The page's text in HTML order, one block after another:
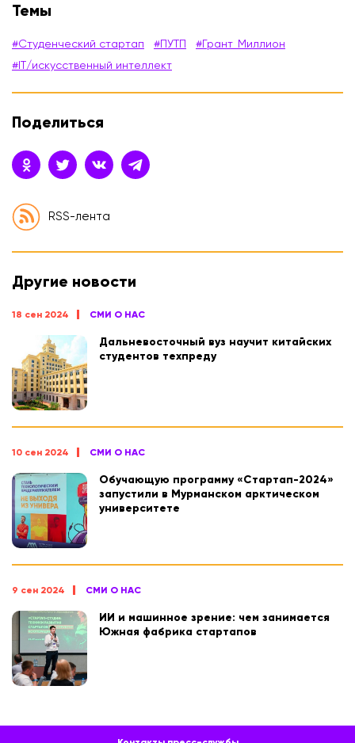
Темы
#Студенческий стартап #ПУТП
#Грант_Миллион
#IT/искусственный интеллект
Поделиться
RSS-лента
Другие новости
18 сен 2024 СМИ О НАС
Дальневосточный вуз научит китайских
студентов техпреду
10 сен 2024 СМИ О НАС
Обучающую программу «Стартап-2024»
запустили в Мурманском арктическом
университете
9 сен 2024 СМИ О НАС
ИИ и машинное зрение: чем занимается
Южная фабрика стартапов